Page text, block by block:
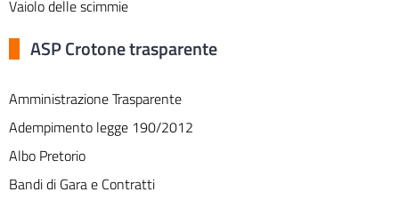
Vaiolo delle scimmie
ASP Crotone trasparente
Amministrazione Trasparente
Adempimento legge 190/2012
Albo Pretorio
Bandi di Gara e Contratti